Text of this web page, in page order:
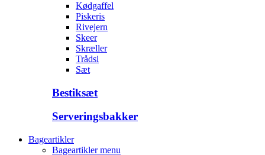
Kødgaffel
Piskeris
Rivejern
Skeer
Skræller
Trådsi
Sæt
Bestiksæt
Serveringsbakker
Bageartikler
Bageartikler menu